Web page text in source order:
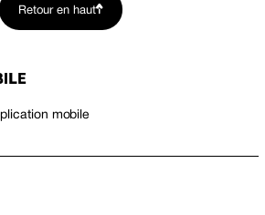
Retour en haut
mobile